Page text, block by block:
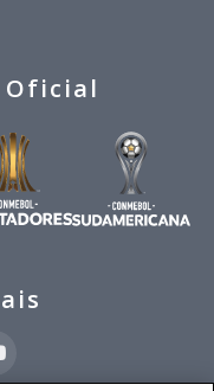
Oficial